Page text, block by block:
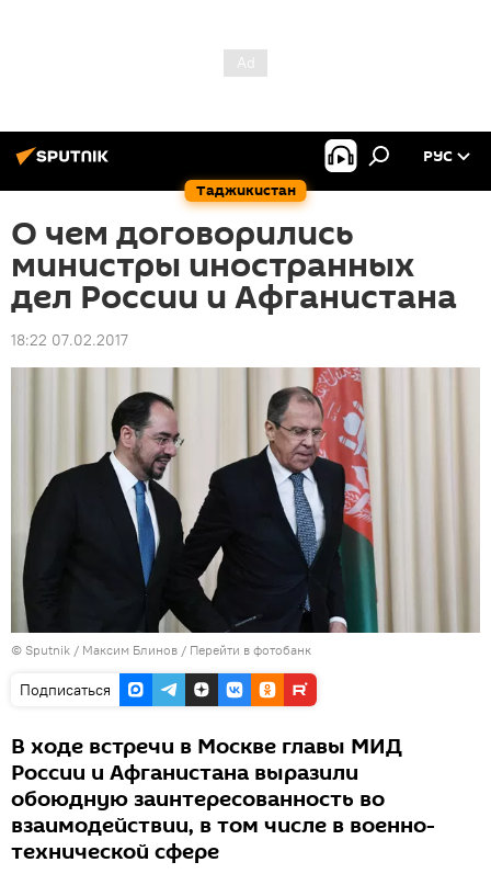
Таджикистан
РУС
О чем договорились
министры иностранных
дел России и Афганистана
18:22 07.02.2017
© Sputnik / Максим Блинов / Перейти в фотобанк
Подписаться
В ходе встречи в Москве главы МИД
России и Афганистана выразили
обоюдную заинтересованность во
взаимодействии, в том числе в военно-
технической сфере